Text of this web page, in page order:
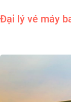
Đại lý vé máy